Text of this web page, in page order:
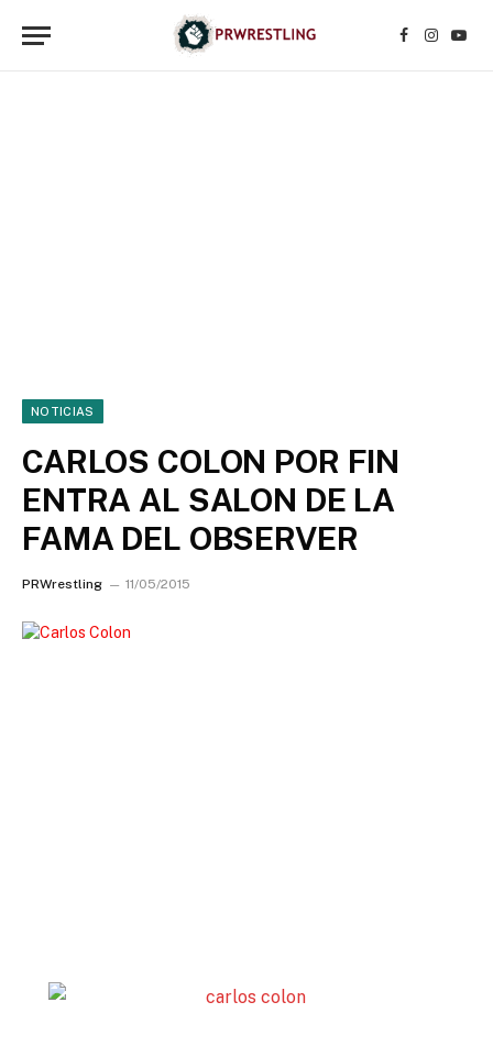
Facebook
NOTICIAS
CARLOS COLON POR FIN
ENTRA AL SALON DE LA
FAMA DEL OBSERVER
PRWrestling 11/05/2015